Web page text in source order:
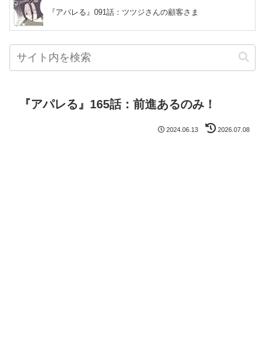
『アパレる』091話：ツツジさんの顧客さま
『アパレる』165話：前進あるのみ！
2024.06.13 2026.07.08